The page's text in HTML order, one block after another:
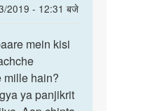
2019 - 12:31 बजे
mein kisi
mille hain?
ya panjikrit